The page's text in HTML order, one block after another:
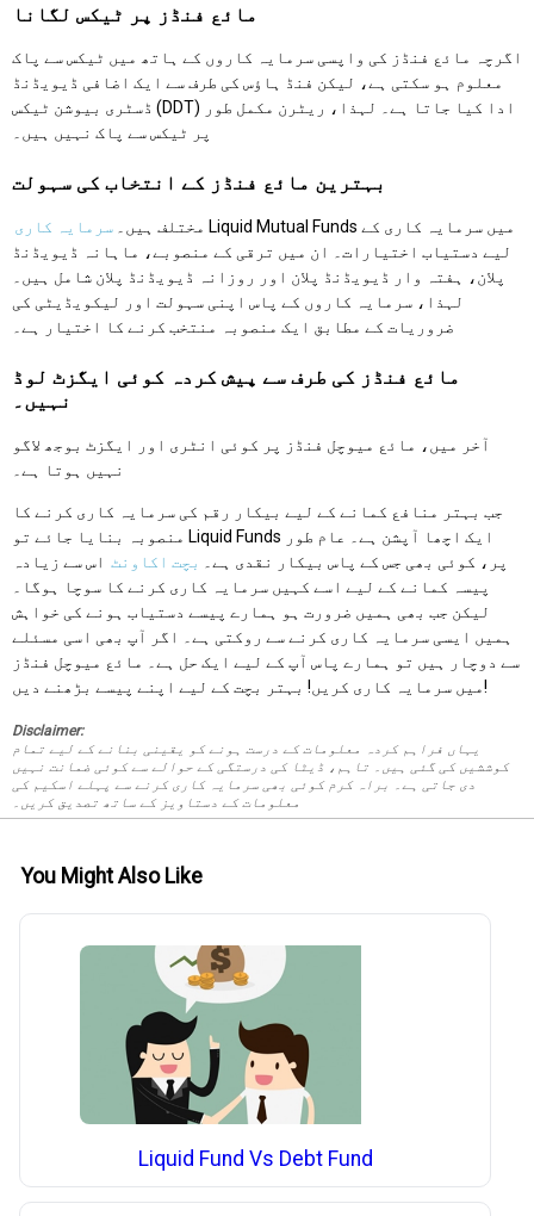
مائع فنڈز پر ٹیکس لگانا
اگرچہ مائع فنڈز کی واپسی سرمایہ کاروں کے ہاتھ میں ٹیکس سے پاک
معلوم ہو سکتی ہے، لیکن فنڈ ہاؤس کی طرف سے ایک اضافی ڈیویڈنڈ
ڈسٹری بیوشن ٹیکس (DDT) ادا کیا جاتا ہے۔ لہذا، ریٹرن مکمل طور
پر ٹیکس سے پاک نہیں ہیں۔
بہترین مائع فنڈز کے انتخاب کی سہولت
مختلف ہیں۔ سرمایہ کاری
Liquid Mutual Funds میں سرمایہ کاری کے
لیے دستیاب اختیارات۔ ان میں ترقی کے منصوبے، ماہانہ ڈیویڈنڈ
پلان، ہفتہ وار ڈیویڈنڈ پلان اور روزانہ ڈیویڈنڈ پلان شامل ہیں۔
لہذا، سرمایہ کاروں کے پاس اپنی سہولت اور لیکویڈیٹی کی
ضروریات کے مطابق ایک منصوبہ منتخب کرنے کا اختیار ہے۔
مائع فنڈز کی طرف سے پیش کردہ کوئی ایگزٹ لوڈ
نہیں۔
آخر میں، مائع میوچل فنڈز پر کوئی انٹری اور ایگزٹ بوجھ لاگو
نہیں ہوتا ہے۔
جب بہتر منافع کمانے کے لیے بیکار رقم کی سرمایہ کاری کرنے کا
منصوبہ بنایا جائے تو Liquid Funds ایک اچھا آپشن ہے۔ عام طور
پر، کوئی بھی جس کے پاس بیکار نقدی ہے۔
بچت اکاونٹ اس سے زیادہ
پیسہ کمانے کے لیے اسے کہیں سرمایہ کاری کرنے کا سوچا ہوگا۔
لیکن جب بھی ہمیں ضرورت ہو ہمارے پیسے دستیاب ہونے کی خواہش
ہمیں ایسی سرمایہ کاری کرنے سے روکتی ہے۔ اگر آپ بھی اسی مسئلے
سے دوچار ہیں تو ہمارے پاس آپ کے لیے ایک حل ہے۔ مائع میوچل فنڈز
میں سرمایہ کاری کریں! بہتر بچت کے لیے اپنے پیسے بڑھنے دیں!
Disclaimer:
یہاں فراہم کردہ معلومات کے درست ہونے کو یقینی بنانے کے لیے تمام
کوششیں کی گئی ہیں۔ تاہم، ڈیٹا کی درستگی کے حوالے سے کوئی ضمانت نہیں
دی جاتی ہے۔ براہ کرم کوئی بھی سرمایہ کاری کرنے سے پہلے اسکیم کی
معلومات کے دستاویز کے ساتھ تصدیق کریں۔
You Might Also Like
Liquid Fund Vs Debt Fund